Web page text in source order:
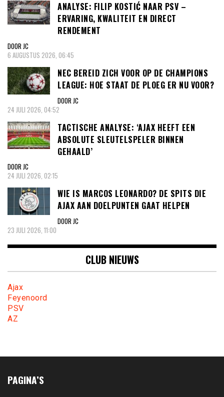
ANALYSE: FILIP KOSTIĆ NAAR PSV –
ERVARING, KWALITEIT EN DIRECT
RENDEMENT
DOOR JC
6 AUGUSTUS 2026, 06:45
NEC BEREID ZICH VOOR OP DE CHAMPIONS
LEAGUE: HOE STAAT DE PLOEG ER NU VOOR?
DOOR JC
24 JULI 2026, 04:52
TACTISCHE ANALYSE: ‘AJAX HEEFT EEN
ABSOLUTE SLEUTELSPELER BINNEN
GEHAALD’
DOOR JC
24 JULI 2026, 02:15
WIE IS MARCOS LEONARDO? DE SPITS DIE
AJAX AAN DOELPUNTEN GAAT HELPEN
DOOR JC
23 JULI 2026, 11:00
CLUB NIEUWS
Ajax
Feyenoord
PSV
AZ
PAGINA’S